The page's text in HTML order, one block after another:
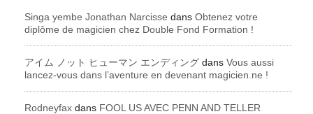
Singa yembe Jonathan Narcisse dans Obtenez votre
diplôme de magicien chez Double Fond Formation !
アイム ノット ヒューマン エンディング dans Vous aussi
lancez-vous dans l’aventure en devenant magicien.ne !
Rodneyfax dans FOOL US AVEC PENN AND TELLER